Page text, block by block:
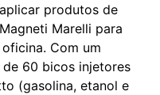
produtos de
Marelli para
Com um
60 bicos injetores
(gasolina, etanol e